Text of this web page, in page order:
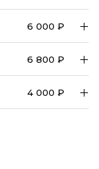
6 000 ₽
6 800 ₽
4 000 ₽